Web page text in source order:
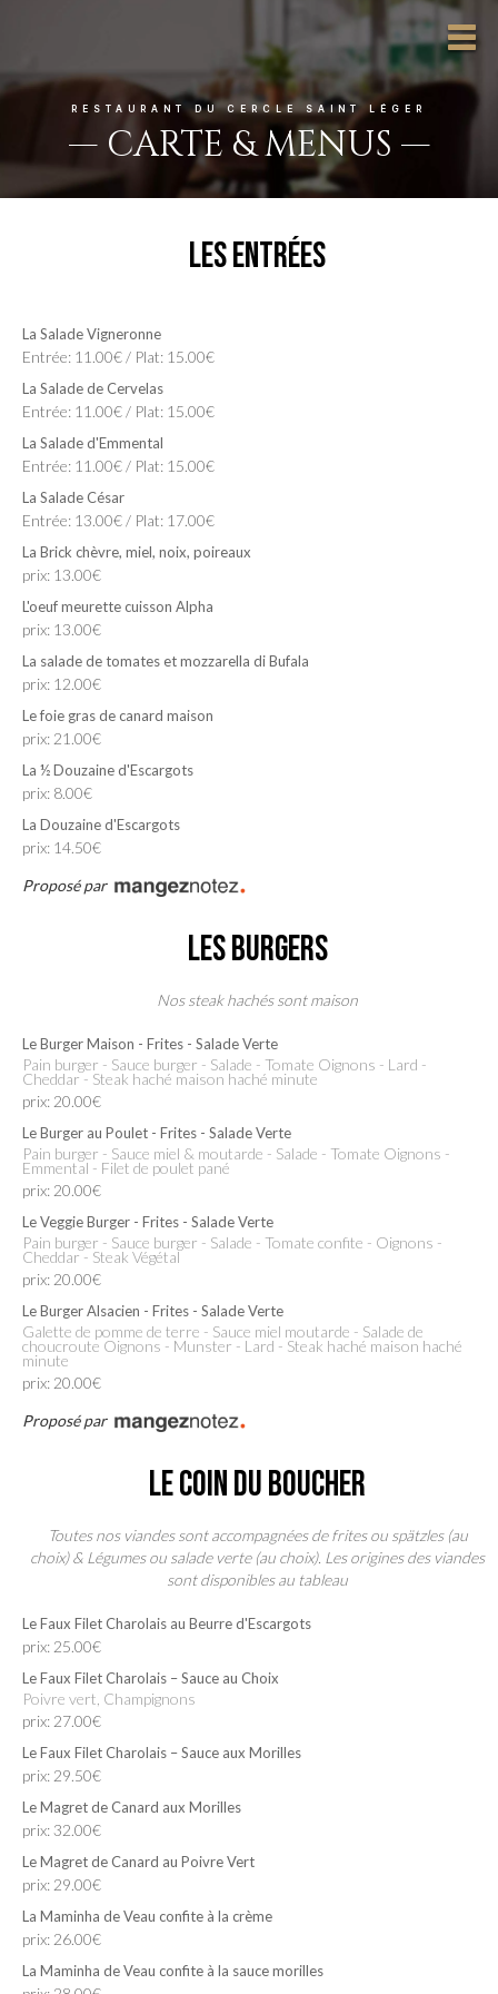
RESTAURANT DU CERCLE SAINT LÉGER
—CARTE & MENUS —
Les Entrées
La Salade Vigneronne
Entrée: 11.00€ / Plat: 15.00€
La Salade de Cervelas
Entrée: 11.00€ / Plat: 15.00€
La Salade d'Emmental
Entrée: 11.00€ / Plat: 15.00€
La Salade César
Entrée: 13.00€ / Plat: 17.00€
La Brick chèvre, miel, noix, poireaux
prix: 13.00€
L'oeuf meurette cuisson Alpha
prix: 13.00€
La salade de tomates et mozzarella di Bufala
prix: 12.00€
Le foie gras de canard maison
prix: 21.00€
La ½ Douzaine d'Escargots
prix: 8.00€
La Douzaine d'Escargots
prix: 14.50€
Proposé par
Les Burgers
Nos steak hachés sont maison
Le Burger Maison - Frites - Salade Verte
Pain burger - Sauce burger - Salade - Tomate Oignons - Lard -
Cheddar - Steak haché maison haché minute
prix: 20.00€
Le Burger au Poulet - Frites - Salade Verte
Pain burger - Sauce miel & moutarde - Salade - Tomate Oignons -
Emmental - Filet de poulet pané
prix: 20.00€
Le Veggie Burger - Frites - Salade Verte
Pain burger - Sauce burger - Salade - Tomate confite - Oignons -
Cheddar - Steak Végétal
prix: 20.00€
Le Burger Alsacien - Frites - Salade Verte
Galette de pomme de terre - Sauce miel moutarde - Salade de
choucroute Oignons - Munster - Lard - Steak haché maison haché
minute
prix: 20.00€
Proposé par
Le Coin Du Boucher
Toutes nos viandes sont accompagnées de frites ou spätzles (au
choix) & Légumes ou salade verte (au choix). Les origines des viandes
sont disponibles au tableau
Le Faux Filet Charolais au Beurre d'Escargots
prix: 25.00€
Le Faux Filet Charolais – Sauce au Choix
Poivre vert, Champignons
prix: 27.00€
Le Faux Filet Charolais – Sauce aux Morilles
prix: 29.50€
Le Magret de Canard aux Morilles
prix: 32.00€
Le Magret de Canard au Poivre Vert
prix: 29.00€
La Maminha de Veau confite à la crème
prix: 26.00€
La Maminha de Veau confite à la sauce morilles